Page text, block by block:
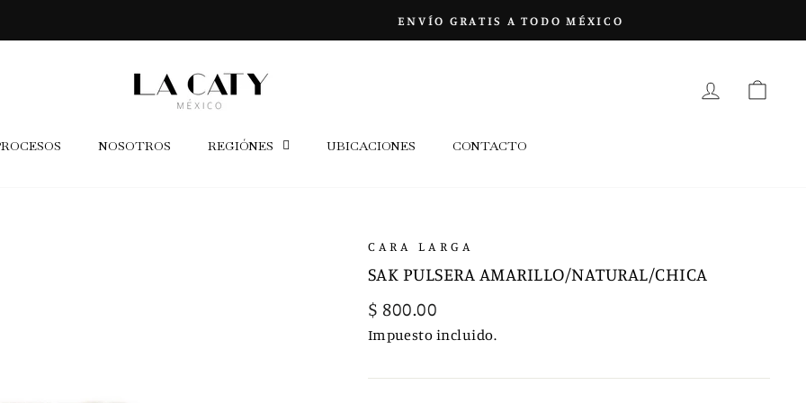
pausa
INGRESAR
NOSOTROS REGIÓNES UBICACIONES CONTACTO
CARA LARGA
SAK PULSERA AMARILLO/NATURAL/CHICA
Precio
habitual
$ 800.00
Impuesto incluido.